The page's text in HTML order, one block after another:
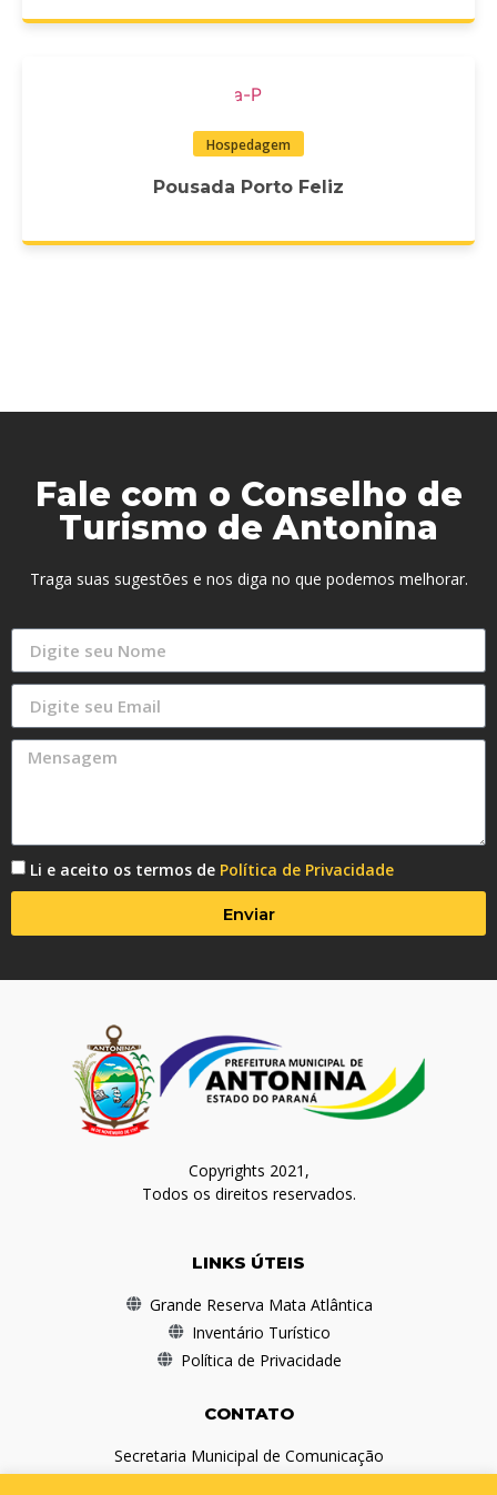
Hospedagem
Pousada Porto Feliz
Fale com o Conselho de
Turismo de Antonina
Traga suas sugestões e nos diga no que podemos melhorar.
Li e aceito os termos de Política de Privacidade
Enviar
Copyrights 2021,
Todos os direitos reservados.
LINKS ÚTEIS
Grande Reserva Mata Atlântica
Inventário Turístico
Política de Privacidade
CONTATO
Secretaria Municipal de Comunicação